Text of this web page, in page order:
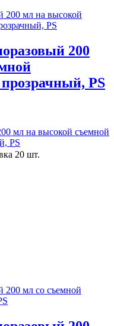
200
PS
мл на высокой съемной
PS
20 шт.